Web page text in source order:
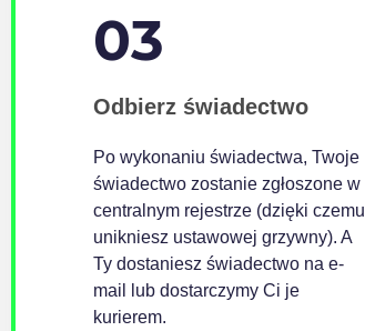
03
Odbierz świadectwo
Po wykonaniu świadectwa, Twoje
świadectwo zostanie zgłoszone w
centralnym rejestrze (dzięki czemu
unikniesz ustawowej grzywny). A
Ty dostaniesz świadectwo na e-
mail lub dostarczymy Ci je
kurierem.